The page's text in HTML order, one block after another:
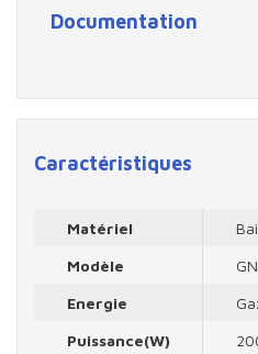
Documentation
Caractéristiques
Matériel
Modèle
Energie
Puissance(W)